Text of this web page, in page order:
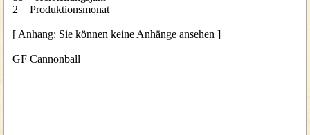
2 = Produktionsmonat
[ Anhang: Sie können keine Anhänge ansehen ]
GF Cannonball